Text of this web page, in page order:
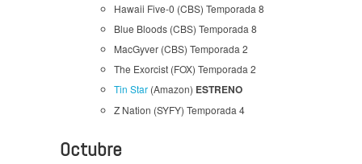
Hawaii Five-0 (CBS) Temporada 8
Blue Bloods (CBS) Temporada 8
MacGyver (CBS) Temporada 2
The Exorcist (FOX) Temporada 2
Tin Star (Amazon) ESTRENO
Z Nation (SYFY) Temporada 4
Octubre